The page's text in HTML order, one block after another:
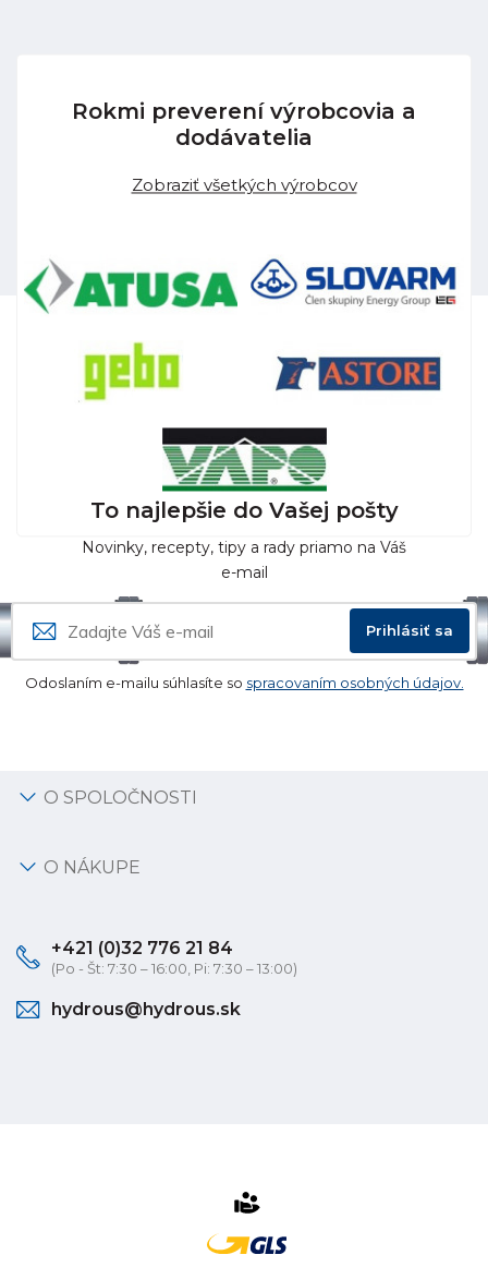
Rokmi preverení výrobcovia a
dodávatelia
Zobraziť všetkých výrobcov
To najlepšie do Vašej pošty
Novinky, recepty, tipy a rady priamo na Váš
e-mail
Prihlásiť sa
Odoslaním e-mailu súhlasíte so spracovaním osobných údajov.
O SPOLOČNOSTI
O NÁKUPE
+421 (0)32 776 21 84
(Po - Št: 7:30 – 16:00, Pi: 7:30 – 13:00)
hydrous@hydrous.sk